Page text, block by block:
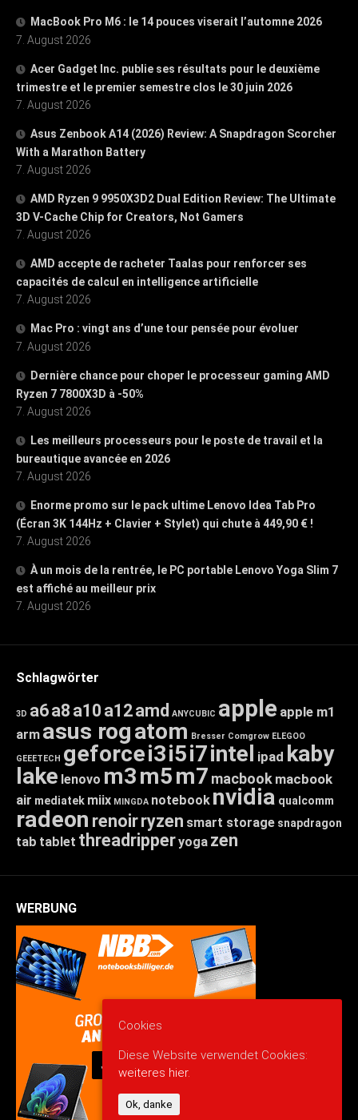
MacBook Pro M6 : le 14 pouces viserait l’automne 2026
7. August 2026
Acer Gadget Inc. publie ses résultats pour le deuxième
trimestre et le premier semestre clos le 30 juin 2026
7. August 2026
Asus Zenbook A14 (2026) Review: A Snapdragon Scorcher
With a Marathon Battery
7. August 2026
AMD Ryzen 9 9950X3D2 Dual Edition Review: The Ultimate
3D V-Cache Chip for Creators, Not Gamers
7. August 2026
AMD accepte de racheter Taalas pour renforcer ses
capacités de calcul en intelligence artificielle
7. August 2026
Mac Pro : vingt ans d’une tour pensée pour évoluer
7. August 2026
Dernière chance pour choper le processeur gaming AMD
Ryzen 7 7800X3D à -50%
7. August 2026
Les meilleurs processeurs pour le poste de travail et la
bureautique avancée en 2026
7. August 2026
Enorme promo sur le pack ultime Lenovo Idea Tab Pro
(Écran 3K 144Hz + Clavier + Stylet) qui chute à 449,90 € !
7. August 2026
À un mois de la rentrée, le PC portable Lenovo Yoga Slim 7
est affiché au meilleur prix
7. August 2026
Schlagwörter
3D a6a8 a10 a12amd ANYCUBIC apple apple m1
arm asus rogatom Bresser Comgrow ELEGOO
GEEETECH geforcei3i5i7intel ipad kaby
lake lenovo m3m5m7 macbook macbook
air mediatek miix MINGDA notebook nvidia qualcomm
radeon renoirryzen smart storage snapdragon
tab tablet threadripperyoga zen
WERBUNG
Cookies
Diese Website verwendet Cookies:
weiteres hier.
Ok, danke